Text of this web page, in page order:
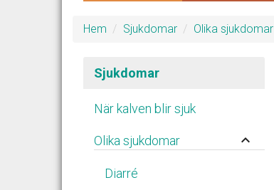
Hem Sjukdomar Olika sjukdomar
Sjukdomar
När kalven blir sjuk
Olika sjukdomar keyboard_arrow_up
Diarré